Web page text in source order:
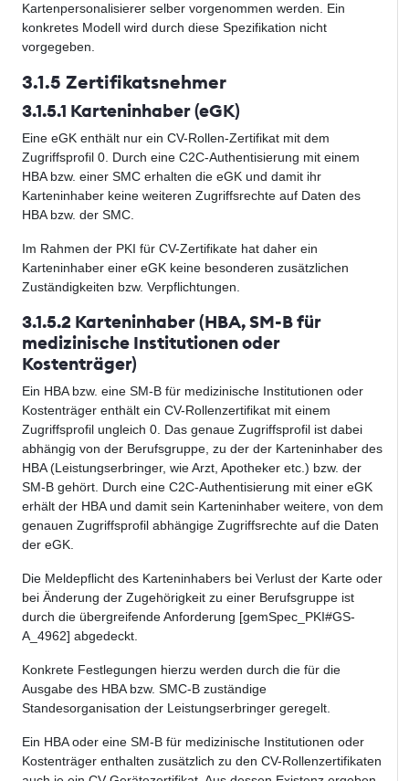
Kartenpersonalisierer selber vorgenommen werden. Ein
konkretes Modell wird durch diese Spezifikation nicht
vorgegeben.
3.1.5 Zertifikatsnehmer
3.1.5.1 Karteninhaber (eGK)
Eine eGK enthält nur ein CV-Rollen-Zertifikat mit dem
Zugriffsprofil 0. Durch eine C2C-Authentisierung mit einem
HBA bzw. einer SMC erhalten die eGK und damit ihr
Karteninhaber keine weiteren Zugriffsrechte auf Daten des
HBA bzw. der SMC.
Im Rahmen der PKI für CV-Zertifikate hat daher ein
Karteninhaber einer eGK keine besonderen zusätzlichen
Zuständigkeiten bzw. Verpflichtungen.
3.1.5.2 Karteninhaber (HBA, SM-B für
medizinische Institutionen oder
Kostenträger)
Ein HBA bzw. eine SM-B für medizinische Institutionen oder
Kostenträger enthält ein CV-Rollenzertifikat mit einem
Zugriffsprofil ungleich 0. Das genaue Zugriffsprofil ist dabei
abhängig von der Berufsgruppe, zu der der Karteninhaber des
HBA (Leistungserbringer, wie Arzt, Apotheker etc.) bzw. der
SM-B gehört. Durch eine C2C-Authentisierung mit einer eGK
erhält der HBA und damit sein Karteninhaber weitere, von dem
genauen Zugriffsprofil abhängige Zugriffsrechte auf die Daten
der eGK.
Die Meldepflicht des Karteninhabers bei Verlust der Karte oder
bei Änderung der Zugehörigkeit zu einer Berufsgruppe ist
durch die übergreifende Anforderung [gemSpec_PKI#GS-
A_4962] abgedeckt.
Konkrete Festlegungen hierzu werden durch die für die
Ausgabe des HBA bzw. SMC-B zuständige
Standesorganisation der Leistungserbringer geregelt.
Ein HBA oder eine SM-B für medizinische Institutionen oder
Kostenträger enthalten zusätzlich zu den CV-Rollenzertifikaten